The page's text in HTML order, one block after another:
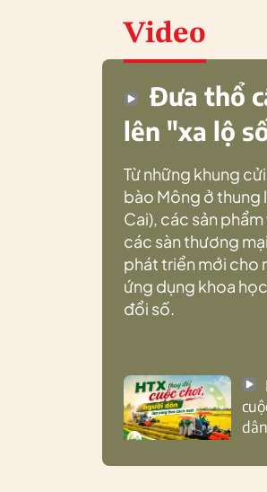
Video
Đưa thổ
lên "xa lộ
Từ những khung
bào Mông ở thung
Cai), các sản
các sàn thương
phát triển mới cho
ứng dụng khoa
đổi số.